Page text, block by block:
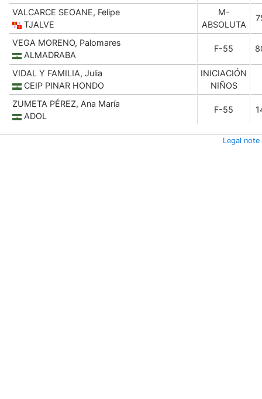
VALCARCE SEOANE, Felipe
TJALVE
M-
ABSOLUTA
VEGA MORENO, Palomares
ALMADRABA
F-55
VIDAL Y FAMILIA, Julia
CEIP PINAR HONDO
INICIACIÓN
NIÑOS
ZUMETA PÉREZ, Ana María
ADOL
F-55
Legal note